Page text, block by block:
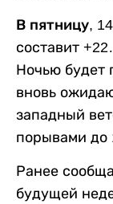
В пятницу,
составит
Ночью будет
вновь
западный
порывами до
Ранее
будущей